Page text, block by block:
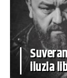
iluzia